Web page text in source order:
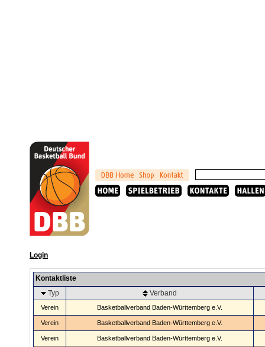
Login
Kontaktliste
Typ
Verband
Verein Basketballverband Baden-Württemberg e.V.
Verein Basketballverband Baden-Württemberg e.V.
Verein Basketballverband Baden-Württemberg e.V.